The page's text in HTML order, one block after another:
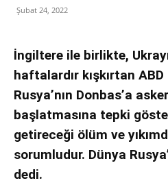
Şubat 24, 2022
İngiltere ile birlikte,
haftalardır kışkırtan ABD
Rusya’nın Donbas’a
başlatmasına tepki
getireceği ölüm ve
sorumludur. Dünya
dedi.